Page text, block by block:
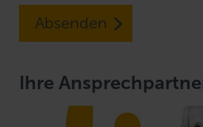
Absenden
Ihre